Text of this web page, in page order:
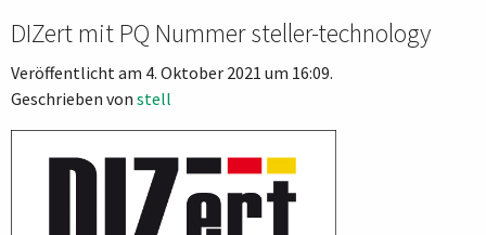
DIZert mit PQ Nummer steller-technology
Veröffentlicht am 4. Oktober 2021 um 16:09.
Geschrieben von stell